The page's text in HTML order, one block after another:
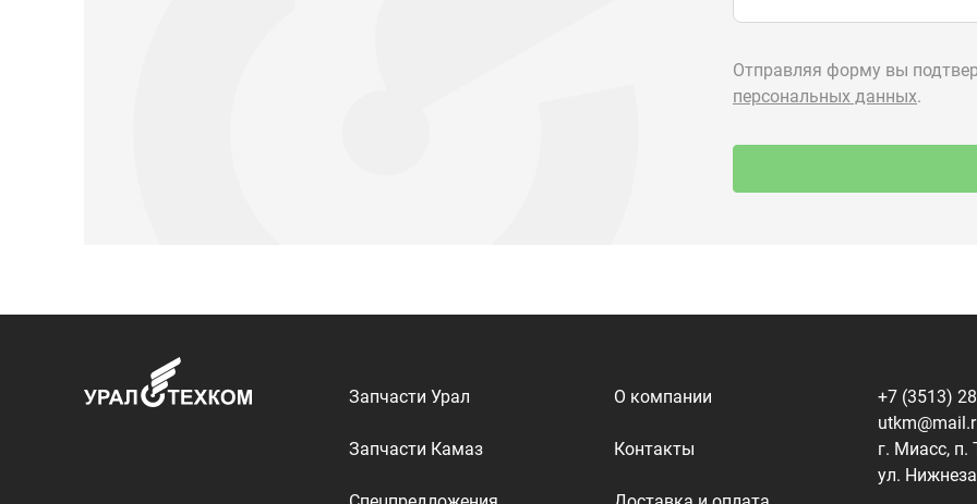
Доставка и оплата
+7 (3513)
г. Миасс, п.
ул.
ООО «УралТехКом», 2026 Политика конфиденциальности